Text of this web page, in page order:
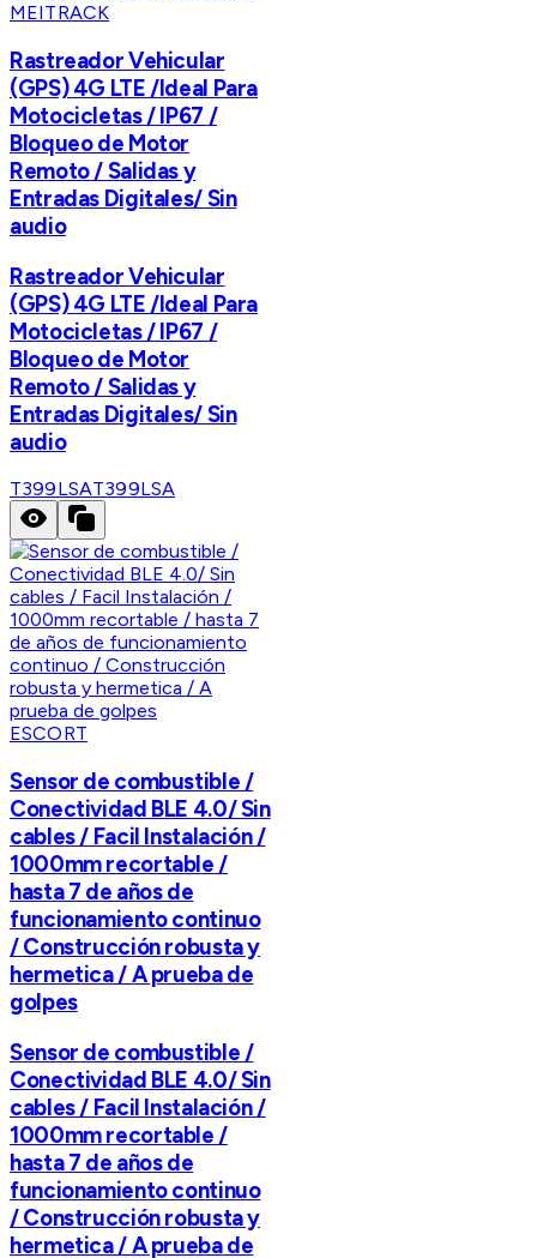
MEITRACK
Rastreador Vehicular
(GPS) 4G LTE /Ideal Para
Motocicletas / IP67 /
Bloqueo de Motor
Remoto / Salidas y
Entradas Digitales/ Sin
audio
Rastreador Vehicular
(GPS) 4G LTE /Ideal Para
Motocicletas / IP67 /
Bloqueo de Motor
Remoto / Salidas y
Entradas Digitales/ Sin
audio
T399LSAT399LSA
ESCORT
Sensor de combustible /
Conectividad BLE 4.0/ Sin
cables / Facil Instalación /
1000mm recortable /
hasta 7 de años de
funcionamiento continuo
/ Construcción robusta y
hermetica / A prueba de
golpes
Sensor de combustible /
Conectividad BLE 4.0/ Sin
cables / Facil Instalación /
1000mm recortable /
hasta 7 de años de
funcionamiento continuo
/ Construcción robusta y
hermetica / A prueba de